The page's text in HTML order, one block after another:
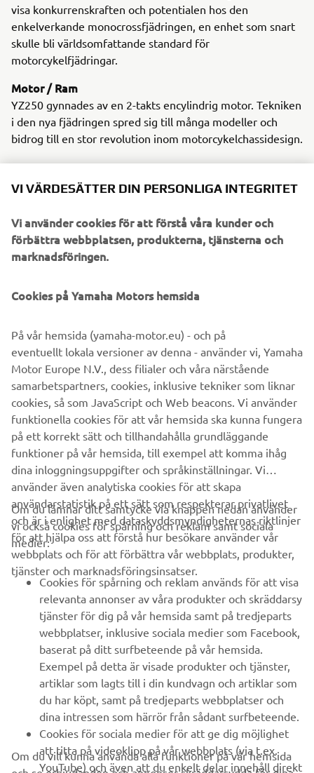
visa konkurrenskraften och potentialen hos den
enkelverkande monocrossfjädringen, en enhet som snart
skulle bli världsomfattande standard för
motorcykelfjädringar.
Motor / Ram
YZ250 gynnades av en 2-takts encylindrig motor. Tekniken
i den nya fjädringen spred sig till många modeller och
bidrog till en stor revolution inom motorcykelchassidesign.
©Yamaha Motor Europe N.V. / Yamaha Motor Co., Ltd.
aldrig användas för kommersiella eller icke-kommersiella
ändamål utan uttryckligt skriftligt medgivande från
Yamaha Motor Europe N.V. och/eller Yamaha Motor Co.,
Ltd.
Kör alltid på ett säkert sätt och följ gällande trafikregler
och lagar.
FÖRETAG
B2B
UTFORSKA YAMAHA
FAQ & SUPPORT
NYHETSBREV
Bli först att ta del av de senaste erbjudandena, evenemangen,
nyheterna och mycket mer
VI VÄRDESÄTTER DIN PERSONLIGA INTEGRITET
Vi använder cookies för att förstå våra kunder och
förbättra webbplatsen, produkterna, tjänsterna och
marknadsföringen.
Cookies på Yamaha Motors hemsida
På vår hemsida (yamaha-motor.eu) - och på
eventuellt lokala versioner av denna - använder vi, Yamaha
Motor Europe N.V., dess filialer och våra närstående
samarbetspartners, cookies, inklusive tekniker som liknar
cookies, så som JavaScript och Web beacons. Vi använder
funktionella cookies för att vår hemsida ska kunna fungera
på ett korrekt sätt och tillhandahålla grundläggande
funktioner på vår hemsida, till exempel att komma ihåg
dina inloggningsuppgifter och språkinställningar. Vi
använder även analytiska cookies för att skapa
användarstatistik på ett sätt som respekterar privatlivet
och är i enlighet med dataskyddsmyndigheternas riktlinjer
för att hjälpa oss att förstå hur besökare använder vår
webbplats och för att förbättra vår webbplats, produkter,
tjänster och marknadsföringsinsatser.
Om du lämnar ditt samtycke via knappen nedan använder
vi också cookies för spårning och reklam samt sociala
medier:
Cookies för spårning och reklam används för att visa
relevanta annonser av våra produkter och skräddarsy
tjänster för dig på vår hemsida samt på tredjeparts
webbplatser, inklusive sociala medier som Facebook,
baserat på ditt surfbeteende på vår hemsida.
Exempel på detta är visade produkter och tjänster,
artiklar som lagts till i din kundvagn och artiklar som
du har köpt, samt på tredjeparts webbplatser och
dina intressen som härrör från sådant surfbeteende.
Cookies för sociala medier för att ge dig möjlighet
att titta på videoklipp på vår webbplats (via t.ex.
YouTube) och även att du enkelt delar innehåll direkt
Om du vill kunna använda alla funktioner på vår hemsida
och se erbjudanden och annonser skräddarsydda för dina